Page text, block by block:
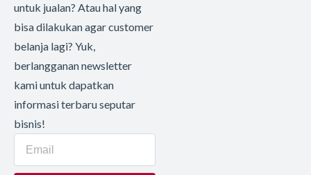
untuk jualan? Atau hal yang
bisa dilakukan agar customer
belanja lagi? Yuk,
berlangganan newsletter
kami untuk dapatkan
informasi terbaru seputar
bisnis!